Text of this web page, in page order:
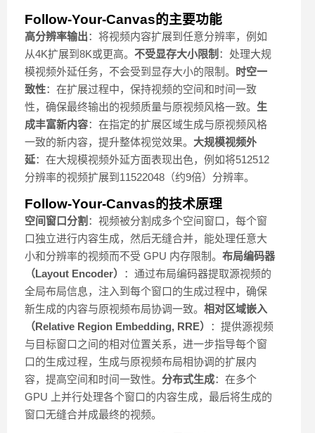
Follow-Your-Canvas的主要功能
高分辨率输出：将视频内容扩展到任意分辨率，例如
从4K扩展到8K或更高。 不受显存大小限制 ：处理大规
模视频外延任务，不会受到显存大小的限制。 时空一
致性：在扩展过程中，保持视频的空间和时间一致
性，确保最终输出的视频质量与原视频风格一致。 生
成丰富新内容：在指定的扩展区域生成与原视频风格
一致的新内容，提升整体视觉效果。 大规模视频外
延：在大规模视频外延方面表现出色，例如将512512
分辨率的视频扩展到11522048（约9倍）分辨率。
Follow-Your-Canvas的技术原理
空间窗口分割 ：视频被分割成多个空间窗口，每个窗
口独立进行内容生成，然后无缝合并，能处理任意大
小和分辨率的视频而不受 GPU 内存限制。 布局编码器
（Layout Encoder）
：通过布局编码器提取源视频的
全局布局信息，注入到每个窗口的生成过程中，确保
新生成的内容与原视频布局协调一致。 相对区域嵌入
（Relative Region Embedding, RRE）
：提供源视频
与目标窗口之间的相对位置关系，进一步指导每个窗
口的生成过程，生成与原视频布局相协调的扩展内
容，提高空间和时间一致性。 分布式生成：在多个
GPU 上并行处理各个窗口的内容生成，最后将生成的
窗口无缝合并成最终的视频。